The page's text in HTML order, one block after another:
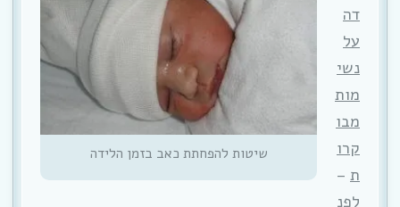
שיטות להפחתת כאב בזמן הלידה
דה
על
נשי
מות
מבו
קרו
ת –
לפנ